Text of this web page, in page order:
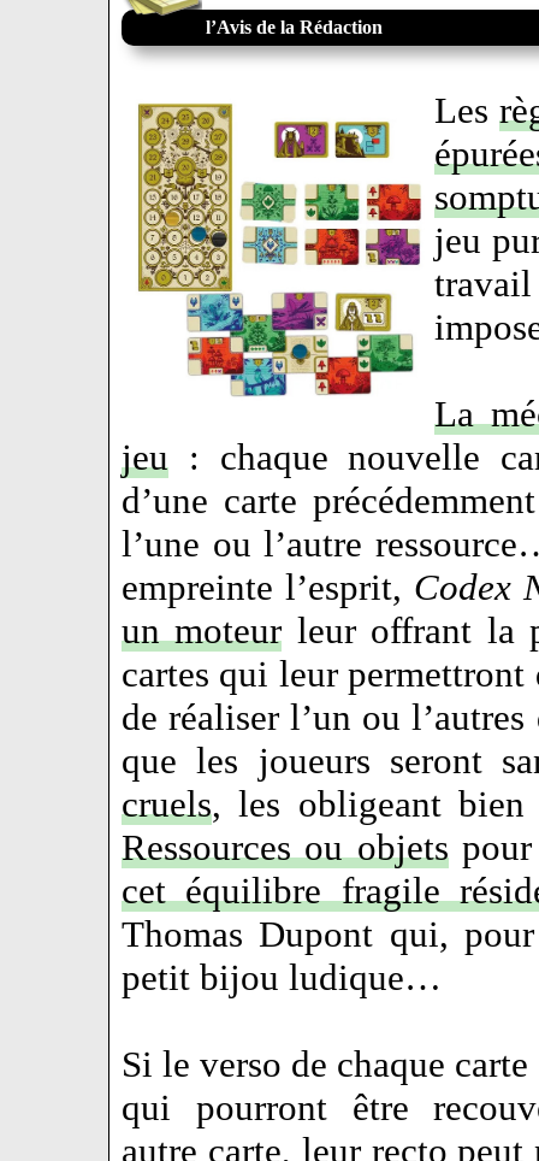
l’Avis de la Rédaction
Les
jeu
La
jeu : chaque nouvelle
d’une carte
l’une ou l’autre
empreinte l’esprit, Codex
un moteur leur offrant la
cartes qui leur permettront
de réaliser l’un ou
que les joueurs seront
cruels, les obligeant
Ressources ou objetspour
cet équilibre fragile
Thomas Dupont qui,
petit bijou ludique…
Si le verso de chaque
qui pourront être
autre carte, leur recto peut